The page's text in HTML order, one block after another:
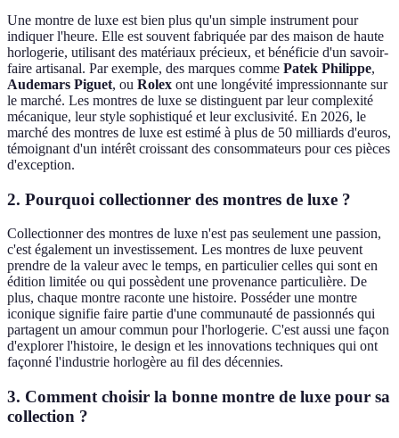
Une montre de luxe est bien plus qu'un simple instrument pour
indiquer l'heure. Elle est souvent fabriquée par des maison de haute
horlogerie, utilisant des matériaux précieux, et bénéficie d'un savoir-
faire artisanal. Par exemple, des marques comme Patek Philippe,
Audemars Piguet, ou Rolex ont une longévité impressionnante sur
le marché. Les montres de luxe se distinguent par leur complexité
mécanique, leur style sophistiqué et leur exclusivité. En 2026, le
marché des montres de luxe est estimé à plus de 50 milliards d'euros,
témoignant d'un intérêt croissant des consommateurs pour ces pièces
d'exception.
2. Pourquoi collectionner des montres de luxe ?
Collectionner des montres de luxe n'est pas seulement une passion,
c'est également un investissement. Les montres de luxe peuvent
prendre de la valeur avec le temps, en particulier celles qui sont en
édition limitée ou qui possèdent une provenance particulière. De
plus, chaque montre raconte une histoire. Posséder une montre
iconique signifie faire partie d'une communauté de passionnés qui
partagent un amour commun pour l'horlogerie. C'est aussi une façon
d'explorer l'histoire, le design et les innovations techniques qui ont
façonné l'industrie horlogère au fil des décennies.
3. Comment choisir la bonne montre de luxe pour sa
collection ?